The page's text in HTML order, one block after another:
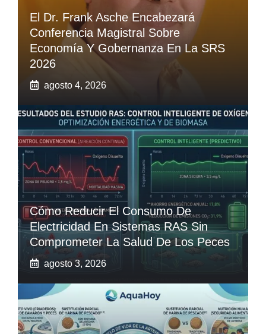
El Dr. Frank Asche Encabezará
Conferencia Magistral Sobre
Economía Y Gobernanza En La SRS
2026
agosto 4, 2026
Cómo Reducir El Consumo De
Electricidad En Sistemas RAS Sin
Comprometer La Salud De Los Peces
agosto 3, 2026